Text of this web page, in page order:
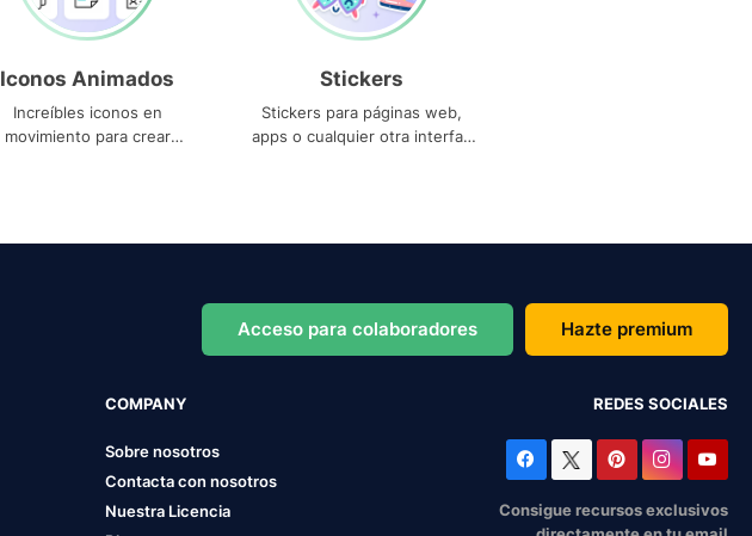
Iconos Animados
Increíbles iconos en
movimiento para crear
Stickers
Stickers para páginas web,
apps o cualquier otra interfaz
Acceso para colaboradores Hazte premium
COMPANY
Sobre nosotros
Contacta con nosotros
Nuestra Licencia
REDES SOCIALES
Consigue recursos exclusivos